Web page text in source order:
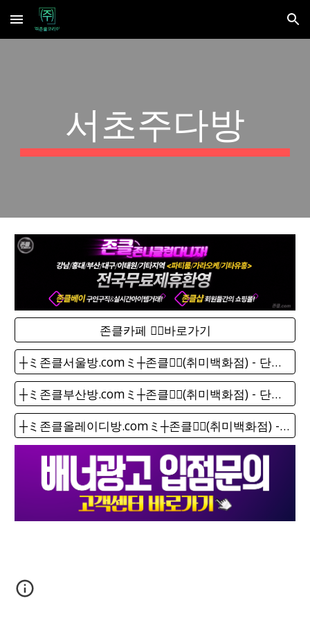
Skip to main content Skip to navigation
서초주다방
존클카페 ❤️‍🔥바로가기
┼ミ존클서울방.comミ┼존클❤️‍🔥(취미백화점) - 단톡방
┼ミ존클부산방.comミ┼존클❤️‍🔥(취미백화점) - 단톡방
┼ミ존클올레이디방.comミ┼존클❤️‍🔥(취미백화점) - 단톡방